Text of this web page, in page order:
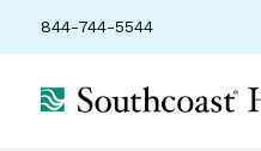
844-744-5544